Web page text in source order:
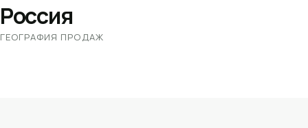
Россия
ГЕОГРАФИЯ ПРОДАЖ